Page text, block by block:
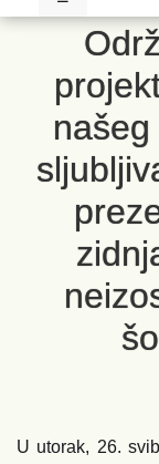
našeg
U utorak, 26.